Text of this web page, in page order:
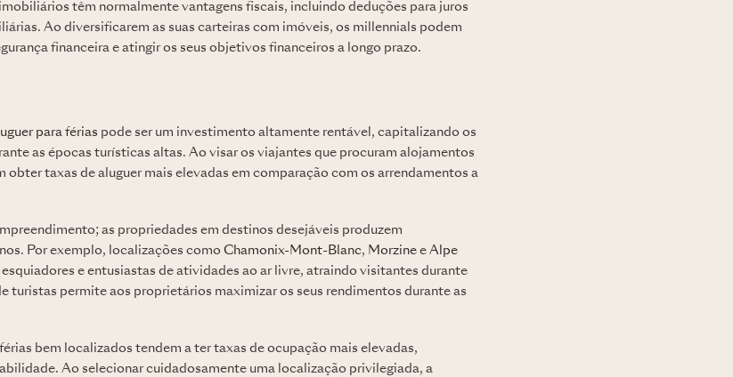
têm normalmente vantagens fiscais, incluindo deduções para juros
Ao diversificarem as suas carteiras com imóveis, os millennials podem
financeira e atingir os seus objetivos financeiros a longo prazo.
para férias pode ser um investimento altamente rentável, capitalizando os
as épocas turísticas altas. Ao visar os viajantes que procuram alojamentos
obter taxas de aluguer mais elevadas em comparação com os arrendamentos a
as propriedades em destinos desejáveis produzem
Por exemplo, localizações como Chamonix-Mont-Blanc, Morzine e Alpe
e entusiastas de atividades ao ar livre, atraindo visitantes durante
turistas permite aos proprietários maximizar os seus rendimentos durante as
bem localizados tendem a ter taxas de ocupação mais elevadas,
Ao selecionar cuidadosamente uma localização privilegiada, a